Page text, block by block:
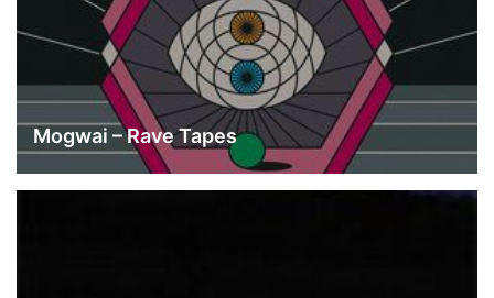
Mogwai – Rave Tapes